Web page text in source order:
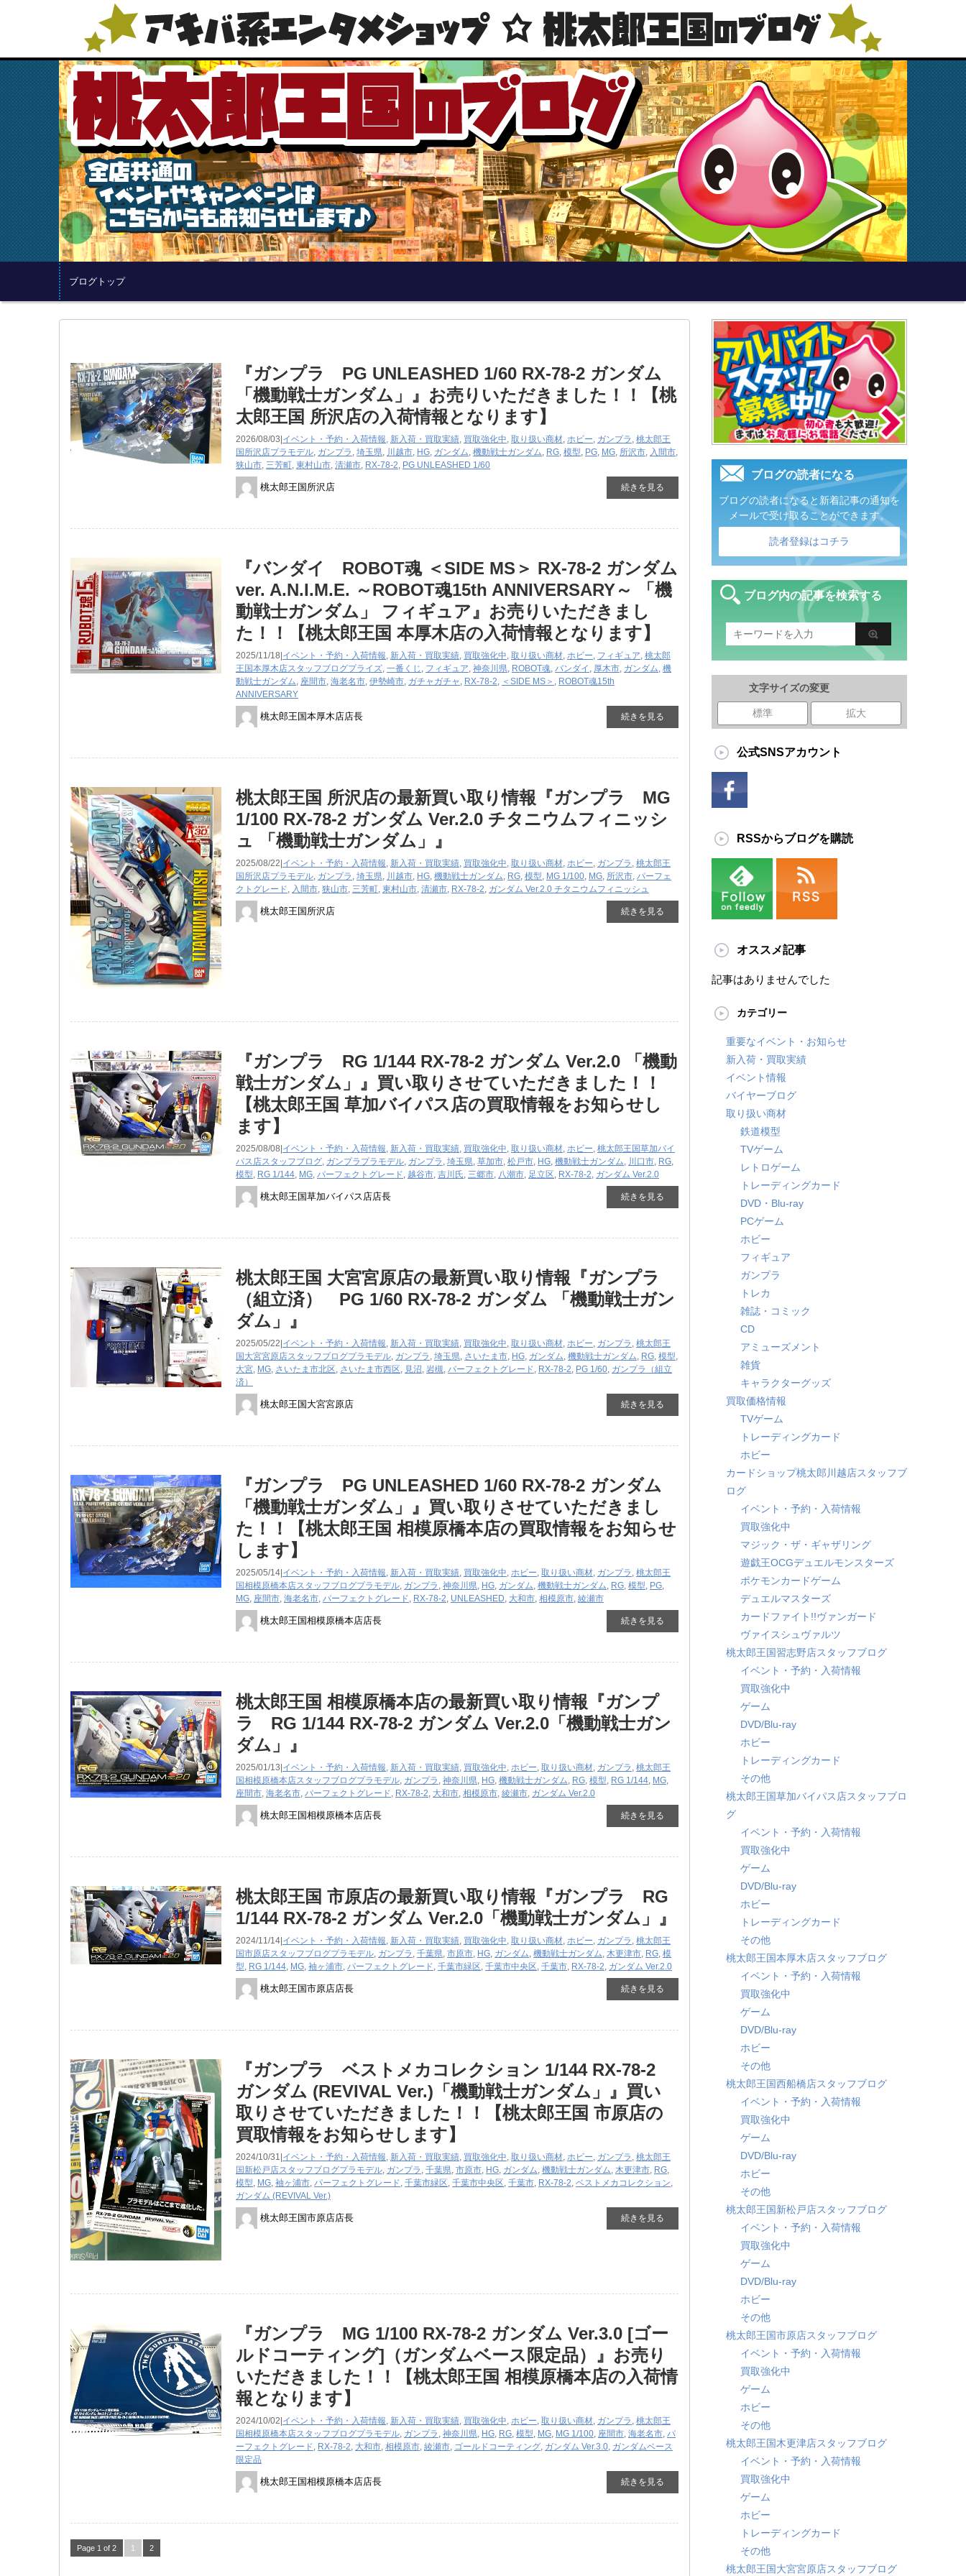
ブログトップ
『ガンプラ PG UNLEASHED 1/60 RX-78-2 ガンダム
「機動戦士ガンダム」』お売りいただきました！！【桃
太郎王国 所沢店の入荷情報となります】
2026/08/03| イベント・予約・入荷情報, 新入荷・買取実績, 買取強化中, 取り扱い商材, ホビー, ガンプラ , 桃太郎王
国所沢店プラモデル, ガンプラ , 埼玉県, 川越市, HG, ガンダム, 機動戦士ガンダム, RG, 模型, PG, MG, 所沢市, 入間市,
狭山市, 三芳町, 東村山市, 清瀬市, RX-78-2, PG UNLEASHED 1/60
桃太郎王国所沢店 続きを見る
『バンダイ ROBOT魂 ＜SIDE MS＞ RX-78-2 ガンダム
ver. A.N.I.M.E. ～ROBOT魂15th ANNIVERSARY～ 「機
動戦士ガンダム」 フィギュア』お売りいただきまし
た！！【桃太郎王国 本厚木店の入荷情報となります】
2025/11/18| イベント・予約・入荷情報, 新入荷・買取実績, 買取強化中, 取り扱い商材, ホビー, フィギュア, 桃太郎
王国本厚木店スタッフブログプライズ, 一番くじ , フィギュア, 神奈川県, ROBOT魂, バンダイ , 厚木市, ガンダム, 機
動戦士ガンダム, 座間市, 海老名市, 伊勢崎市, ガチャガチャ , RX-78-2, ＜SIDE MS＞ , ROBOT魂15th
ANNIVERSARY
桃太郎王国本厚木店店長 続きを見る
桃太郎王国 所沢店の最新買い取り情報『ガンプラ MG
1/100 RX-78-2 ガンダム Ver.2.0 チタニウムフィニッシ
ュ 「機動戦士ガンダム」』
2025/08/22| イベント・予約・入荷情報, 新入荷・買取実績, 買取強化中, 取り扱い商材, ホビー, ガンプラ , 桃太郎王
国所沢店プラモデル, ガンプラ , 埼玉県, 川越市, HG, 機動戦士ガンダム, RG, 模型, MG 1/100, MG, 所沢市, パーフェ
クトグレード, 入間市, 狭山市, 三芳町, 東村山市, 清瀬市, RX-78-2, ガンダム Ver.2.0 チタニウムフィニッシュ
桃太郎王国所沢店 続きを見る
『ガンプラ RG 1/144 RX-78-2 ガンダム Ver.2.0 「機動
戦士ガンダム」』買い取りさせていただきました！！
【桃太郎王国 草加バイパス店の買取情報をお知らせし
ます】
2025/08/08| イベント・予約・入荷情報, 新入荷・買取実績, 買取強化中, 取り扱い商材, ホビー, 桃太郎王国草加バイ
パス店スタッフブログ, ガンプラ プラモデル, ガンプラ , 埼玉県, 草加市, 松戸市, HG, 機動戦士ガンダム, 川口市, RG,
模型, RG 1/144, MG, パーフェクトグレード, 越谷市, 吉川氏, 三郷市, 八潮市, 足立区, RX-78-2, ガンダム Ver.2.0
桃太郎王国草加バイパス店店長 続きを見る
桃太郎王国 大宮宮原店の最新買い取り情報『ガンプラ
（組立済） PG 1/60 RX-78-2 ガンダム 「機動戦士ガン
ダム」』
2025/05/22| イベント・予約・入荷情報, 新入荷・買取実績, 買取強化中, 取り扱い商材, ホビー, ガンプラ , 桃太郎王
国大宮宮原店スタッフブログプラモデル, ガンプラ , 埼玉県, さいたま市, HG, ガンダム, 機動戦士ガンダム, RG, 模型,
大宮, MG, さいたま市北区, さいたま市西区, 見沼, 岩槻, パーフェクトグレード, RX-78-2, PG 1/60, ガンプラ（組立
済）
桃太郎王国大宮宮原店 続きを見る
『ガンプラ PG UNLEASHED 1/60 RX-78-2 ガンダム
「機動戦士ガンダム」』買い取りさせていただきまし
た！！【桃太郎王国 相模原橋本店の買取情報をお知らせ
します】
2025/05/14| イベント・予約・入荷情報, 新入荷・買取実績, 買取強化中, ホビー, 取り扱い商材, ガンプラ , 桃太郎王
国相模原橋本店スタッフブログプラモデル, ガンプラ , 神奈川県, HG, ガンダム, 機動戦士ガンダム, RG, 模型, PG,
MG, 座間市, 海老名市, パーフェクトグレード, RX-78-2, UNLEASHED, 大和市, 相模原市, 綾瀬市
桃太郎王国相模原橋本店店長 続きを見る
桃太郎王国 相模原橋本店の最新買い取り情報『ガンプ
ラ RG 1/144 RX-78-2 ガンダム Ver.2.0「機動戦士ガン
ダム」』
2025/01/13| イベント・予約・入荷情報, 新入荷・買取実績, 買取強化中, ホビー, 取り扱い商材, ガンプラ , 桃太郎王
国相模原橋本店スタッフブログプラモデル, ガンプラ , 神奈川県, HG, 機動戦士ガンダム, RG, 模型, RG 1/144, MG,
座間市, 海老名市, パーフェクトグレード, RX-78-2, 大和市, 相模原市, 綾瀬市, ガンダム Ver.2.0
桃太郎王国相模原橋本店店長 続きを見る
桃太郎王国 市原店の最新買い取り情報『ガンプラ RG
1/144 RX-78-2 ガンダム Ver.2.0「機動戦士ガンダム」』
2024/11/14| イベント・予約・入荷情報, 新入荷・買取実績, 買取強化中, 取り扱い商材, ホビー, ガンプラ , 桃太郎王
国市原店スタッフブログプラモデル, ガンプラ , 千葉県, 市原市, HG, ガンダム, 機動戦士ガンダム, 木更津市, RG, 模
型, RG 1/144, MG, 袖ヶ浦市, パーフェクトグレード, 千葉市緑区, 千葉市中央区, 千葉市, RX-78-2, ガンダム Ver.2.0
桃太郎王国市原店店長 続きを見る
『ガンプラ ベストメカコレクション 1/144 RX-78-2
ガンダム (REVIVAL Ver.)「機動戦士ガンダム」』買い
取りさせていただきました！！【桃太郎王国 市原店の
買取情報をお知らせします】
2024/10/31| イベント・予約・入荷情報, 新入荷・買取実績, 買取強化中, 取り扱い商材, ホビー, ガンプラ , 桃太郎王
国新松戸店スタッフブログプラモデル, ガンプラ , 千葉県, 市原市, HG, ガンダム, 機動戦士ガンダム, 木更津市, RG,
模型, MG, 袖ヶ浦市, パーフェクトグレード, 千葉市緑区, 千葉市中央区, 千葉市, RX-78-2, ベストメカコレクション,
ガンダム (REVIVAL Ver.)
桃太郎王国市原店店長 続きを見る
『ガンプラ MG ​1/100 ​RX-78-2 ​ガンダム ​Ver.3.0 ​[ゴー
ルドコーティング]（ガンダムベース限定品）』お売り
いただきました！！【桃太郎王国 相模原橋本店の入荷情
報となります】
2024/10/02| イベント・予約・入荷情報, 新入荷・買取実績, 買取強化中, ホビー, 取り扱い商材, ガンプラ , 桃太郎王
国相模原橋本店スタッフブログプラモデル, ガンプラ , 神奈川県, HG, RG, 模型, MG, MG ​1/100, 座間市, 海老名市, パ
ーフェクトグレード, RX-78-2, 大和市, 相模原市, 綾瀬市, ゴールドコーティング, ガンダム ​Ver.3.0, ガンダムベース
限定品
桃太郎王国相模原橋本店店長 続きを見る
Page 1 of 2 1 2
ブログの読者になる
ブログの読者になると新着記事の通知を
メールで受け取ることができます。
読者登録はコチラ
ブログ内の記事を検索する
文字サイズの変更
標準 拡大
公式SNSアカウント
RSSからブログを購読
オススメ記事
記事はありませんでした
カテゴリー
重要なイベント・お知らせ
新入荷・買取実績
イベント情報
バイヤーブログ
取り扱い商材
鉄道模型
TVゲーム
レトロゲーム
トレーディングカード
DVD・Blu-ray
PCゲーム
ホビー
フィギュア
ガンプラ
トレカ
雑誌・コミック
CD
アミューズメント
雑貨
キャラクターグッズ
買取価格情報
TVゲーム
トレーディングカード
ホビー
カードショップ桃太郎川越店スタッフブ
ログ
イベント・予約・入荷情報
買取強化中
マジック・ザ・ギャザリング
遊戯王OCGデュエルモンスターズ
ポケモンカードゲーム
デュエルマスターズ
カードファイト!!ヴァンガード
ヴァイスシュヴァルツ
桃太郎王国習志野店スタッフブログ
イベント・予約・入荷情報
買取強化中
ゲーム
DVD/Blu-ray
ホビー
トレーディングカード
その他
桃太郎王国草加バイパス店スタッフブロ
グ
イベント・予約・入荷情報
買取強化中
ゲーム
DVD/Blu-ray
ホビー
トレーディングカード
その他
桃太郎王国本厚木店スタッフブログ
イベント・予約・入荷情報
買取強化中
ゲーム
DVD/Blu-ray
ホビー
その他
桃太郎王国西船橋店スタッフブログ
イベント・予約・入荷情報
買取強化中
ゲーム
DVD/Blu-ray
ホビー
その他
桃太郎王国新松戸店スタッフブログ
イベント・予約・入荷情報
買取強化中
ゲーム
DVD/Blu-ray
ホビー
その他
桃太郎王国市原店スタッフブログ
イベント・予約・入荷情報
買取強化中
ゲーム
ホビー
その他
桃太郎王国木更津店スタッフブログ
イベント・予約・入荷情報
買取強化中
ゲーム
ホビー
トレーディングカード
その他
桃太郎王国大宮宮原店スタッフブログ